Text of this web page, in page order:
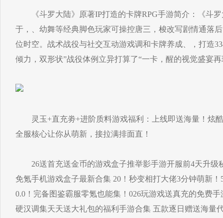
《斗罗大陆》原著IP打造的卡牌RPG手游简介：《斗罗
于，、幼舞等经典脚色玩家可操控唐三，梭改写剧情通落
位时空。战术战役与社交互动游戏调和卡牌养成、，打造
倾力，双形状”战役体例立异打算了“一卡，醒的视觉盛宴
灵玉+直充劵+进阶质料游戏福利：上线即送海量！炫
全服核心让你从萌新，接拉满排面直！
26送首充送金币的游戏盒子推举影手游开服前4天升级
免氪手机游戏盒子最新合集 20！秒变相打大佬3分钟萌新
0.0！完备图鉴霸服零氪也能集！026玩游戏送真充的免费
硬汉调集天天送大礼包的福利手游合集 五款逐日赠送海量